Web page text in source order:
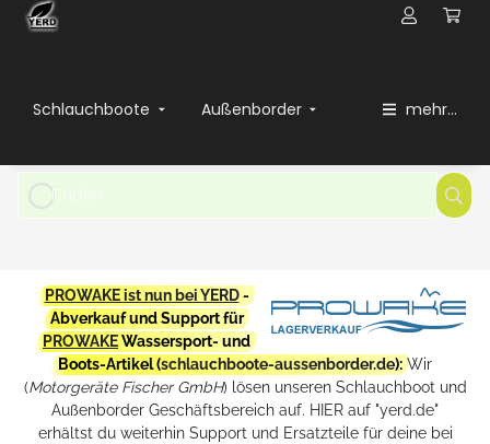
Schlauchboote Außenborder mehr...
PROWAKE ist nun bei YERD-
Abverkauf und Support für
PROWAKEWassersport- und
Boots-Artikel (schlauchboote-aussenborder.de): Wir
(Motorgeräte Fischer GmbH) lösen unseren Schlauchboot und
Außenborder Geschäftsbereich auf. HIER auf "yerd.de"
erhältst du weiterhin Support und Ersatzteile für deine bei